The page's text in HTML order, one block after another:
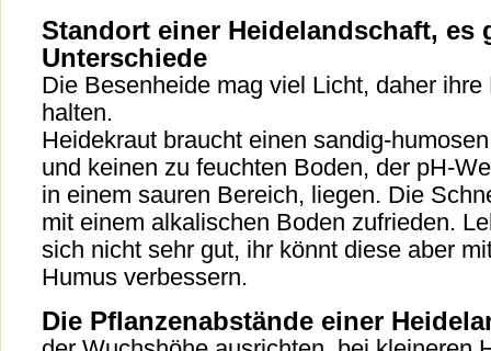
Standort einer Heidelandschaft, es
Unterschiede
Die Besenheide mag viel Licht, daher
halten.
Heidekraut braucht einen sandig-
und keinen zu feuchten Boden, der pH-
in einem sauren Bereich, liegen. Die
mit einem alkalischen Boden zufrieden.
sich nicht sehr gut, ihr könnt diese aber
Humus verbessern.
Die Pflanzenabstände einer